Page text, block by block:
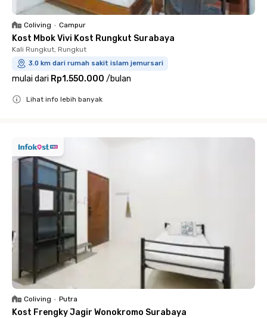
Coliving • Campur
Kost Mbok Vivi Kost Rungkut Surabaya
Kali Rungkut, Rungkut
3.0 km dari rumah sakit islam jemursari
mulai dari Rp1.550.000 /bulan
Lihat info lebih banyak
Coliving • Putra
Kost Frengky Jagir Wonokromo Surabaya